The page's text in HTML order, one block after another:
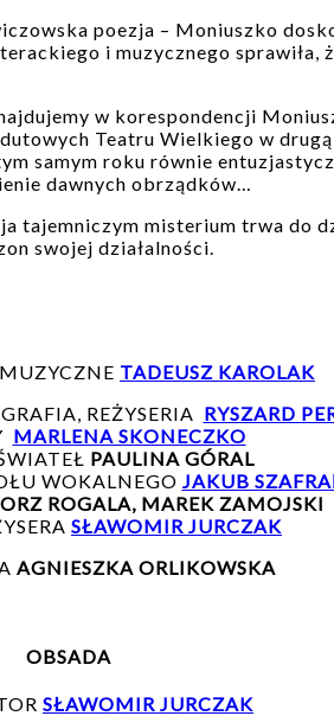
poezja – Moniuszko
i muzycznego sprawiła,
w korespondencji
Teatru Wielkiego w
samym roku równie
dawnych obrządków…
tajemniczym misterium trwa do
swojej działalności.
TADEUSZ KAROLAK
REŻYSERIA RYSZARD
MARLENA SKONECZKO
PAULINA GÓRAL
WOKALNEGO JAKUB
ROGALA, MAREK ZAMOJSKI
SŁAWOMIR JURCZAK
AGNIESZKA ORLIKOWSKA
OBSADA
SŁAWOMIR JURCZAK